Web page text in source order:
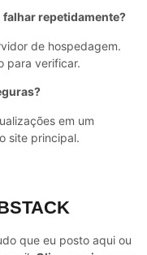
falhar repetidamente?
de hospedagem.
para verificar.
em um
site principal.
que eu posto aqui ou